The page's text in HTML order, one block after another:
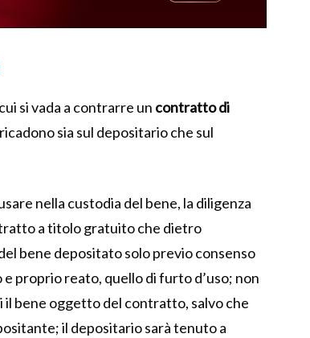
si vada a contrarre un contratto di
sia sul depositario che sul
nella custodia del bene, la diligenza
a titolo gratuito che dietro
bene depositato solo previo consenso
proprio reato, quello di furto d’uso; non
bene oggetto del contratto, salvo che
il depositario sarà tenuto a